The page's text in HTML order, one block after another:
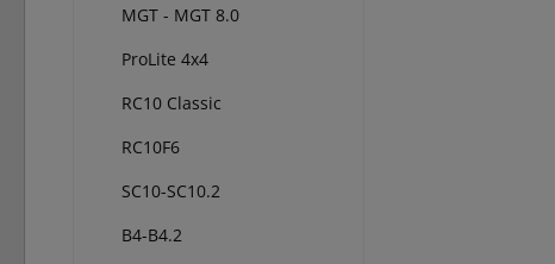
MGT - MGT 8.0
ProLite 4x4
RC10 Classic
RC10F6
SC10-SC10.2
B4-B4.2